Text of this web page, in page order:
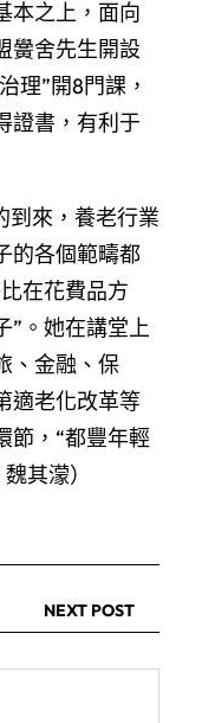
本之上，面向
黌舍先生開設
理”開8門課，
證書，有利于
到來，養老行業
的各個範疇都
在花費品方
”。她在講堂上
、金融、保
適老化改革等
節，“都豐年輕
其濛）
NEXT POST